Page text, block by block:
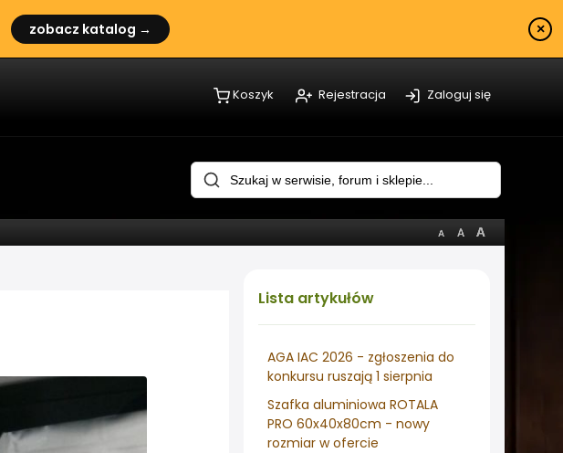
zobacz katalog → ×
Koszyk Rejestracja Zaloguj się
Lista artykułów
AGA IAC 2026 - zgłoszenia do
konkursu ruszają 1 sierpnia
Szafka aluminiowa ROTALA
PRO 60x40x80cm - nowy
rozmiar w ofercie